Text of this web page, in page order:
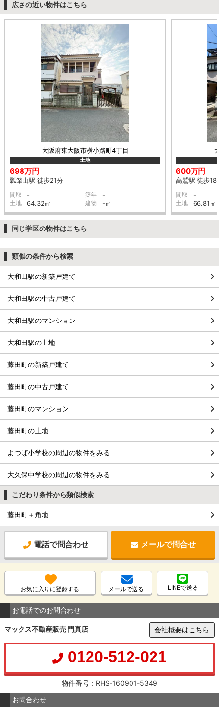
広さの近い物件はこちら
大阪府東大阪市横小路町4丁目
土地
698万円
瓢箪山駅 徒歩21分
間取 - 築年 -
土地 64.32㎡ 建物 -㎡
600万円
高鷲駅 徒歩18
間取 -
土地 66.81㎡
同じ学区の物件はこちら
類似の条件から検索
大和田駅の新築戸建て
大和田駅の中古戸建て
大和田駅のマンション
大和田駅の土地
藤田町の新築戸建て
藤田町の中古戸建て
藤田町のマンション
藤田町の土地
よつば小学校の周辺の物件をみる
大久保中学校の周辺の物件をみる
こだわり条件から類似検索
藤田町＋角地
電話で問合わせ メールで問合せ
お気に入りに登録する メールで送る LINEで送る
お電話でのお問合わせ
マックス不動産販売 門真店 会社概要はこちら
0120-512-021
物件番号：RHS-160901-5349
お問合わせ